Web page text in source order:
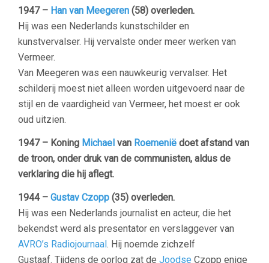
1947 – Han van Meegeren (58) overleden.
Hij was een Nederlands kunstschilder en
kunstvervalser. Hij vervalste onder meer werken van
Vermeer.
Van Meegeren was een nauwkeurig vervalser. Het
schilderij moest niet alleen worden uitgevoerd naar de
stijl en de vaardigheid van Vermeer, het moest er ook
oud uitzien.
1947 – Koning Michael van Roemenië doet afstand van
de troon, onder druk van de communisten, aldus de
verklaring die hij aflegt.
1944 – Gustav Czopp (35) overleden.
Hij was een Nederlands journalist en acteur, die het
bekendst werd als presentator en verslaggever van
AVRO’s Radiojournaal. Hij noemde zichzelf
Gustaaf. Tijdens de oorlog zat de Joodse Czopp enige